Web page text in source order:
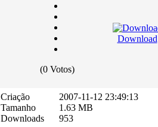
(0 Votos)
Download
Criação
Tamanho
Downloads
2007-11-12 23:49:13
1.63 MB
953